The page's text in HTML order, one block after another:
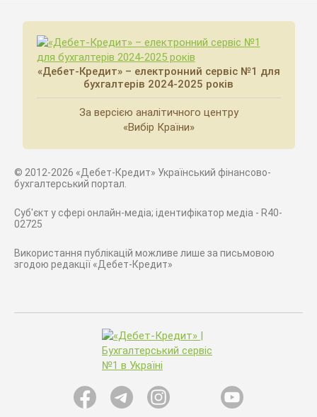
«Дебет-Кредит» – електронний сервіс №1 для
бухгалтерів 2024-2025 років
За версією аналітичного центру
«Вибір Країни»
© 2012-2026 «Дебет-Кредит» Український фінансово-
бухгалтерський портал.
Суб'єкт у сфері онлайн-медіа; ідентифікатор медіа - R40-
02725
Використання публікацій можливе лише за письмовою
згодою редакції «Дебет-Кредит»